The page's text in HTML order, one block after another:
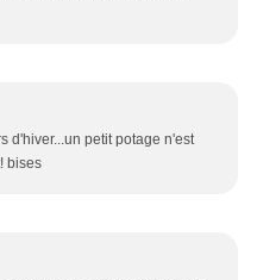
d'hiver...un petit potage n'est
bises